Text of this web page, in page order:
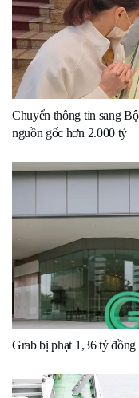
Chuyển thông tin sang
nguồn gốc hơn 2.000 tỷ
Grab bị phạt 1,36 tỷ